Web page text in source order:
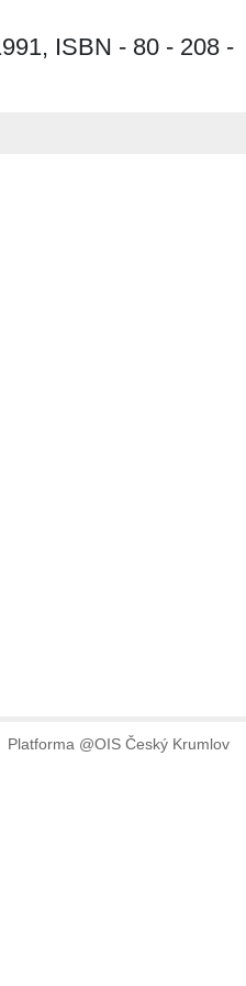
ISBN - 80 - 208 -
Platforma @OIS Český Krumlov